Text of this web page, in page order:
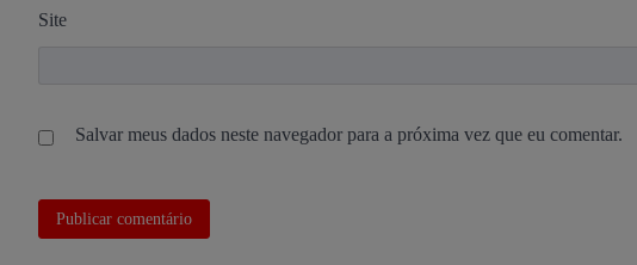
Site
Salvar meus dados neste navegador para a próxima vez que eu comentar.